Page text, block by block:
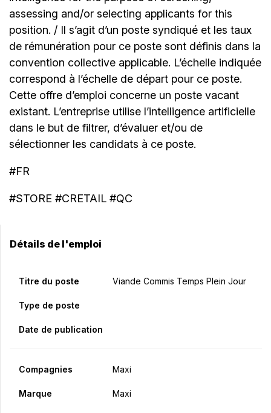
assessing and/or selecting applicants for this
position. / Il s’agit d’un poste syndiqué et les taux
de rémunération pour ce poste sont définis dans la
convention collective applicable. L’échelle indiquée
correspond à l’échelle de départ pour ce poste.
Cette offre d’emploi concerne un poste vacant
existant. L’entreprise utilise l’intelligence artificielle
dans le but de filtrer, d’évaluer et/ou de
sélectionner les candidats à ce poste.
#FR
#STORE #CRETAIL #QC
Détails de l'emploi
Titre du poste Viande Commis Temps Plein Jour
Type de poste
Date de publication
Compagnies Maxi
Marque Maxi